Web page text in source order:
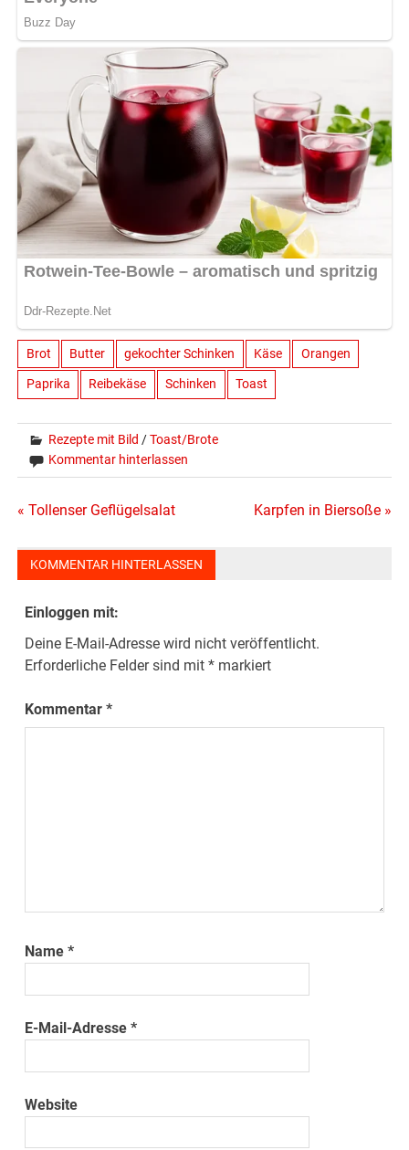
Brot Butter gekochter Schinken Käse Orangen
Paprika Reibekäse Schinken Toast
Rezepte mit Bild /Toast/Brote
Kommentar hinterlassen
Beitragsnavigation
« Tollenser Geflügelsalat Karpfen in Biersoße »
KOMMENTAR HINTERLASSEN
Einloggen mit:
Deine E-Mail-Adresse wird nicht veröffentlicht.
Erforderliche Felder sind mit* markiert
Kommentar*
Name*
E-Mail-Adresse*
Website